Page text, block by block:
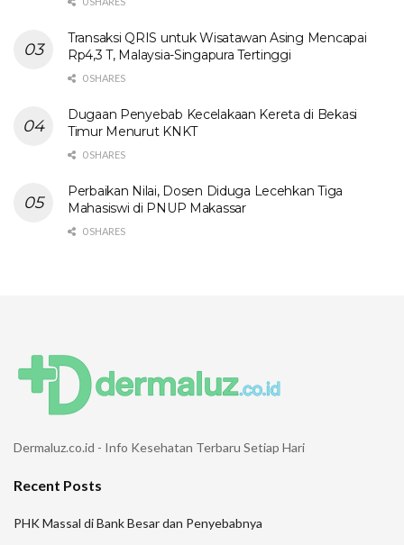
Transaksi QRIS untuk Wisatawan Asing Mencapai
Rp4,3 T, Malaysia-Singapura Tertinggi
0 SHARES
Dugaan Penyebab Kecelakaan Kereta di Bekasi
Timur Menurut KNKT
0 SHARES
Perbaikan Nilai, Dosen Diduga Lecehkan Tiga
Mahasiswi di PNUP Makassar
0 SHARES
Dermaluz.co.id - Info Kesehatan Terbaru Setiap Hari
Recent Posts
PHK Massal di Bank Besar dan Penyebabnya